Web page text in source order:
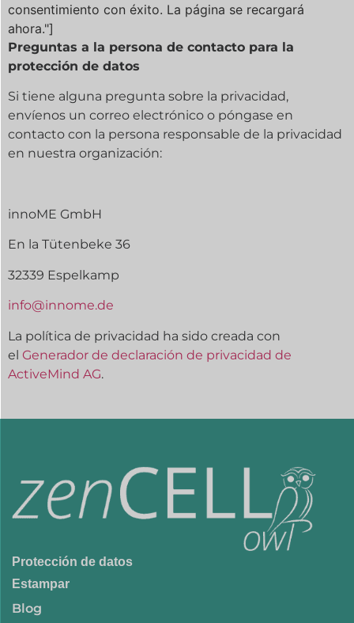
consentimiento con éxito. La página se recargará
ahora."]
Preguntas a la persona de contacto para la
protección de datos
Si tiene alguna pregunta sobre la privacidad,
envíenos un correo electrónico o póngase en
contacto con la persona responsable de la privacidad
en nuestra organización:
innoME GmbH
En la Tütenbeke 36
32339 Espelkamp
info@innome.de
La política de privacidad ha sido creada con
el Generador de declaración de privacidad de
ActiveMind AG.
Protección de datos
Estampar
Blog